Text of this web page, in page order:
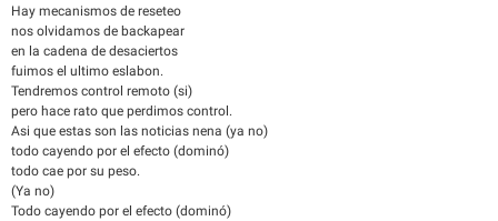
Hay mecanismos de reseteo
nos olvidamos de backapear
en la cadena de desaciertos
fuimos el ultimo eslabon.
Tendremos control remoto (si)
pero hace rato que perdimos control.
Asi que estas son las noticias nena (ya no)
todo cayendo por el efecto (dominó)
todo cae por su peso.
(Ya no)
Todo cayendo por el efecto (dominó)